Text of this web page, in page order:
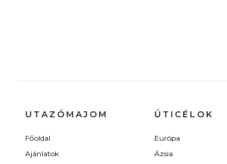
UTAZÓMAJOM
Főoldal
Ajánlatok
ÚTICÉLOK
Európa
Ázsia